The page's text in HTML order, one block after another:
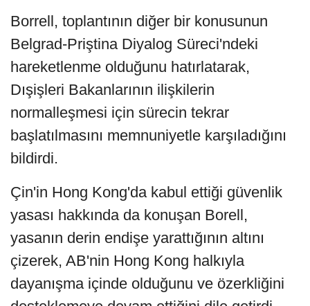
Borrell, toplantının diğer bir konusunun
Belgrad-Priştina Diyalog Süreci'ndeki
hareketlenme olduğunu hatırlatarak,
Dışişleri Bakanlarının ilişkilerin
normalleşmesi için sürecin tekrar
başlatılmasını memnuniyetle karşıladığını
bildirdi.
Çin'in Hong Kong'da kabul ettiği güvenlik
yasası hakkında da konuşan Borell,
yasanın derin endişe yarattığının altını
çizerek, AB'nin Hong Kong halkıyla
dayanışma içinde olduğunu ve özerkliğini